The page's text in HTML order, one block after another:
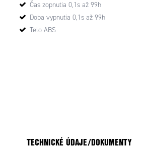
Čas zopnutia 0,1s až 99h
Doba vypnutia 0,1s až 99h
Telo ABS
TECHNICKÉ ÚDAJE/DOKUMENTY